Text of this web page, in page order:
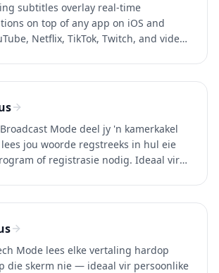
subtitles overlay real-time
on top of any app on iOS and
Netflix, TikTok, Twitch, and video
Mode deel jy 'n kamerkakel
jou woorde regstreeks in hul eie
of registrasie nodig. Ideaal vir
Mode lees elke vertaling hardop
die skerm nie — ideaal vir persoonlike